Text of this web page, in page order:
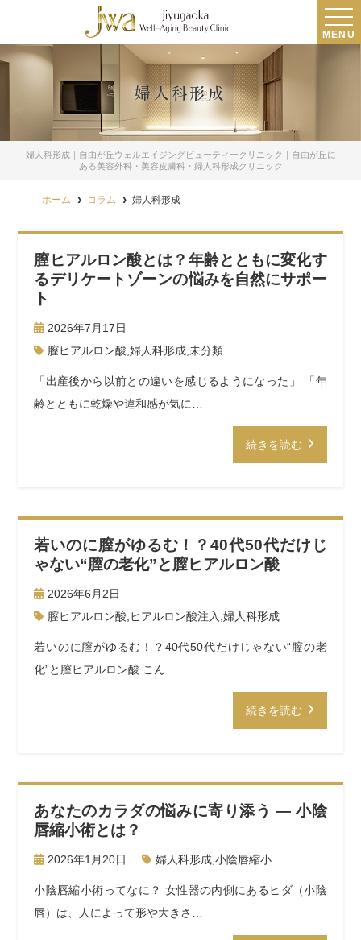
MENU
婦人科形成
婦人科形成｜自由が丘ウェルエイジングビューティークリニック｜自由が丘に
ある美容外科・美容皮膚科・婦人科形成クリニック
ホーム コラム 婦人科形成
膣ヒアルロン酸とは？年齢とともに変化す
るデリケートゾーンの悩みを自然にサポー
ト
2026年7月17日
膣ヒアルロン酸 ,婦人科形成 ,未分類
「出産後から以前との違いを感じるようになった」 「年
齢とともに乾燥や違和感が気に…
続きを読む
若いのに膣がゆるむ！？40代50代だけじ
ゃない“膣の老化”と膣ヒアルロン酸
2026年6月2日
膣ヒアルロン酸 ヒアルロン酸注入 ,婦人科形成
若いのに膣がゆるむ！？40代50代だけじゃない“膣の老
化”と膣ヒアルロン酸 こん…
続きを読む
あなたのカラダの悩みに寄り添う — 小陰
唇縮小術とは？
2026年1月20日 婦人科形成 ,小陰唇縮小
小陰唇縮小術ってなに？ 女性器の内側にあるヒダ（小陰
唇）は、人によって形や大きさ…